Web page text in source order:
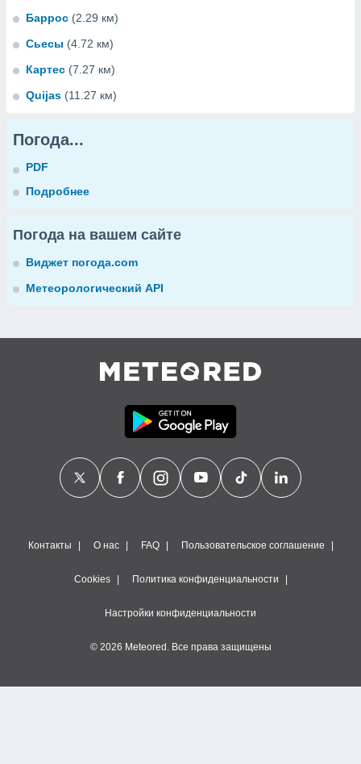
Баррос (2.29 км)
Сьесы (4.72 км)
Картес (7.27 км)
Quijas (11.27 км)
Погода...
PDF
Подробнее
Погода на вашем сайте
Виджет погода.com
Метеорологический API
Контакты О нас FAQ Пользовательское соглашение
Cookies Политика конфиденциальности
Настройки конфиденциальности
© 2026 Meteored. Все права защищены